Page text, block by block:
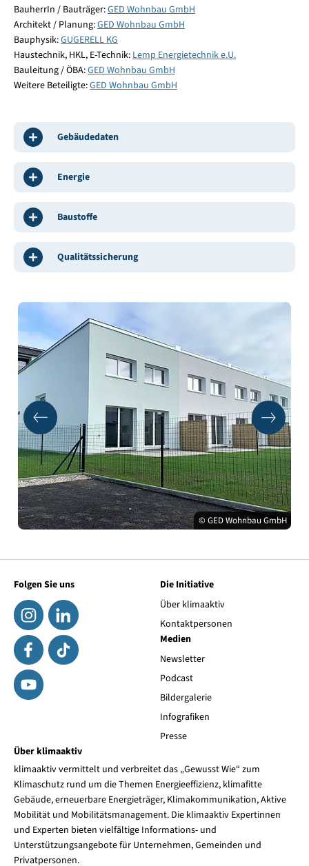
BauherrIn / Bauträger:GED Wohnbau GmbH
Architekt / Planung:GED Wohnbau GmbH
Bauphysik:GUGERELL KG
Haustechnik, HKL, E-Technik:Lemp Energietechnik e.U.
Bauleitung / ÖBA:GED Wohnbau GmbH
Weitere Beteiligte:GED Wohnbau GmbH
Gebäudedaten
Energie
Baustoffe
Qualitätssicherung
© GED Wohnbau GmbH
Folgen Sie uns
Die Initiative
Über klimaaktiv
Kontaktpersonen
Medien
Newsletter
Podcast
Bildergalerie
Infografiken
Presse
Über klimaaktiv
klimaaktiv vermittelt und verbreitet das „Gewusst Wie“ zum
Klimaschutz rund um die Themen Energieeffizienz, klimafitte
Gebäude, erneuerbare Energieträger, Klimakommunikation, Aktive
Mobilität und Mobilitätsmanagement. Die klimaaktiv Expertinnen
und Experten bieten vielfältige Informations- und
Unterstützungsangebote für Unternehmen, Gemeinden und
Privatpersonen.